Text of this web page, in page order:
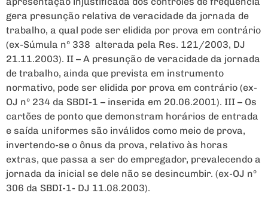
gera presunção relativa de veracidade da jornada de
trabalho, a qual pode ser elidida por prova em contrário
(ex-Súmula nº 338  alterada pela Res. 121/2003, DJ
21.11.2003). II – A presunção de veracidade da jornada
de trabalho, ainda que prevista em instrumento
normativo, pode ser elidida por prova em contrário (ex-
OJ nº 234 da SBDI-1 – inserida em 20.06.2001). III – Os
cartões de ponto que demonstram horários de entrada
e saída uniformes são inválidos como meio de prova,
invertendo-se o ônus da prova, relativo às horas
extras, que passa a ser do empregador, prevalecendo a
jornada da inicial se dele não se desincumbir. (ex-OJ nº
306 da SBDI-1- DJ 11.08.2003).